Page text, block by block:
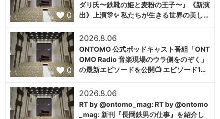
0
ダリ氏〜鉄靴の姫と麦粉の王子〜』《新演
出》上演🎊✨ 私たちが生きる世界の美し…
0
2026.8.06
ONTOMO 公式ポッドキャスト番組「ONT
OMO Radio 音楽現場のウラ側をのぞく」
の最新エピソードを公開📺 エピソード1…
2026.8.06
RT by @ontomo_mag: RT by @ontomo
_mag: 新刊『長岡鉄男の仕事』を紹介し